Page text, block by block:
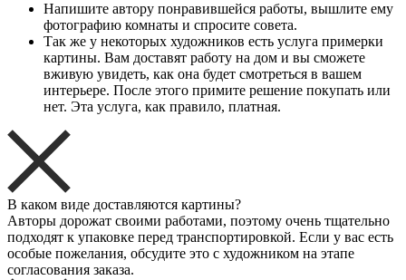
Напишите автору понравившейся работы, вышлите ему
фотографию комнаты и спросите совета.
Так же у некоторых художников есть услуга примерки
картины. Вам доставят работу на дом и вы сможете
вживую увидеть, как она будет смотреться в вашем
интерьере. После этого примите решение покупать или
нет. Эта услуга, как правило, платная.
В каком виде доставляются картины?
Авторы дорожат своими работами, поэтому очень тщательно
подходят к упаковке перед транспортировкой. Если у вас есть
особые пожелания, обсудите это с художником на этапе
согласования заказа.